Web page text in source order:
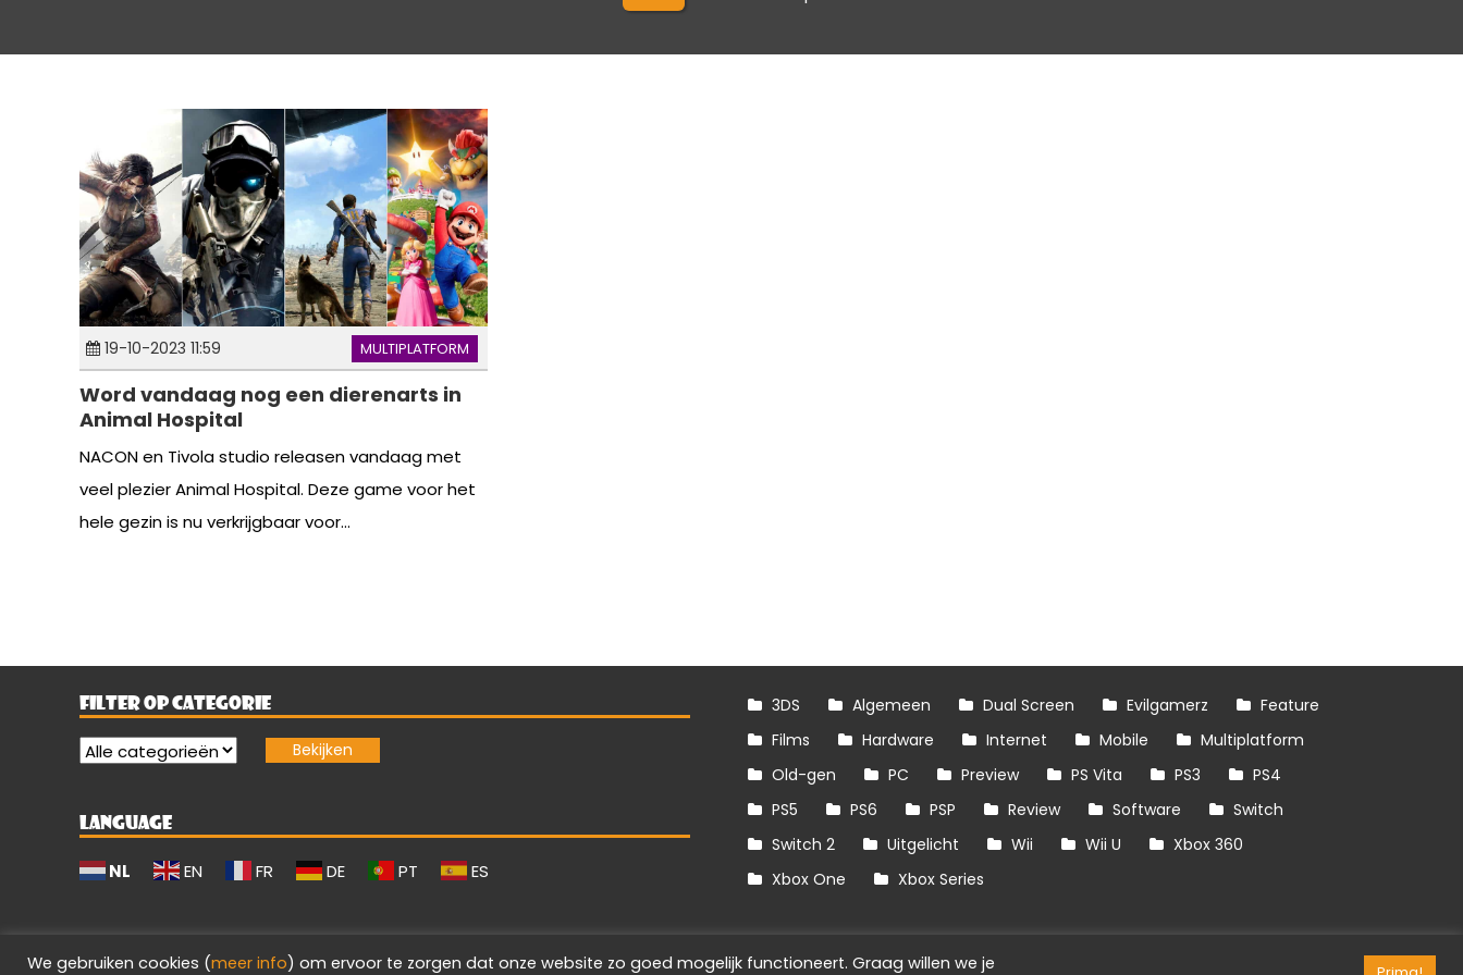
19-10-2023 11:59 MULTIPLATFORM
Word vandaag nog een dierenarts in
Animal Hospital
NACON en Tivola studio releasen vandaag met
veel plezier Animal Hospital. Deze game voor het
hele gezin is nu verkrijgbaar voor...
FILTER OP CATEGORIE
LANGUAGE
NL EN FR DE PT ES
3DS Algemeen Dual Screen Evilgamerz
Feature
Films
Hardware Internet Mobile
Multiplatform
Old-gen
PC Preview PS Vita PS3
PS4
PS5
PS6 PSP Review Software
Switch
Switch 2
Uitgelicht Wii Wii U
Xbox 360
Xbox One
Xbox Series
We gebruiken cookies (meer info) om ervoor te zorgen dat onze website zo goed mogelijk functioneert. Graag willen we je